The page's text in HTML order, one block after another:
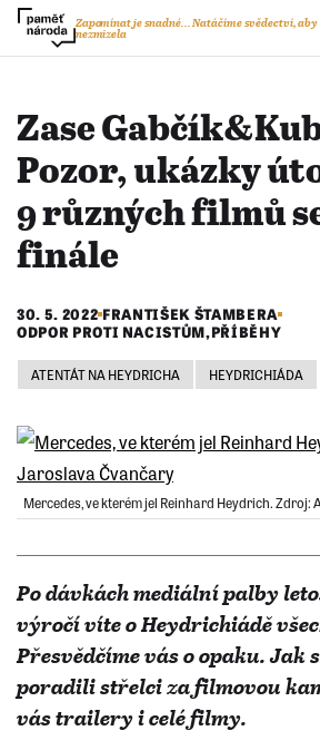
Zapomínat je snadné...Natáčíme svědectví, aby
nezmizela
Zase
Pozor, ukázky
9 různých filmů
finále
30. 5. 2022 FRANTIŠEK ŠTAMBERA
ODPOR PROTI NACISTŮM,PŘÍBĚHY
ATENTÁT NA HEYDRICHA HEYDRICHIÁDA
Mercedes, ve kterém jel Reinhard Heydrich.
Po dávkách mediální palby
výročí víte o Heydrichiádě
Přesvědčíme vás o opaku. Jak
poradili střelci za filmovou
vás trailery i celé filmy.